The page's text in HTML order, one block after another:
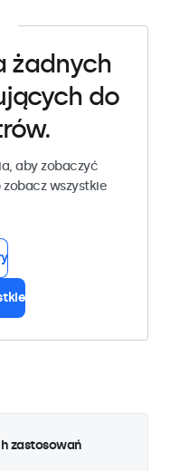
żadnych
do
aby zobaczyć
wszystkie
zastosowań